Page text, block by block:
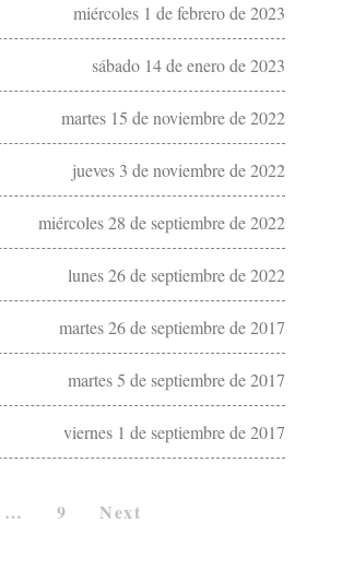
miércoles 1 de febrero de 2023
sábado 14 de enero de 2023
martes 15 de noviembre de 2022
jueves 3 de noviembre de 2022
miércoles 28 de septiembre de 2022
lunes 26 de septiembre de 2022
martes 26 de septiembre de 2017
martes 5 de septiembre de 2017
viernes 1 de septiembre de 2017
… 9 Next